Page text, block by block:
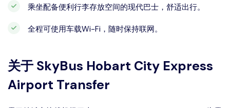
乘坐配备便利行李存放空间的现代巴士，舒适出行。
全程可使用车载Wi-Fi，随时保持联网。
关于 SkyBus Hobart City Express
Airport Transfer